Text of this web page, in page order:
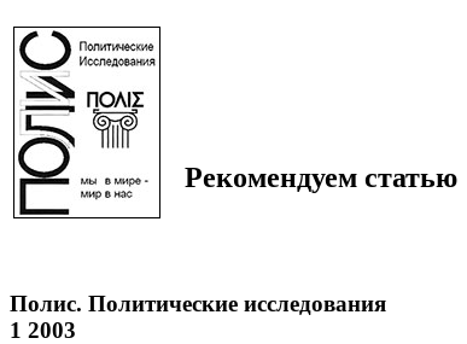
Рекомендуем статью
Полис. Политические исследования
1 2003